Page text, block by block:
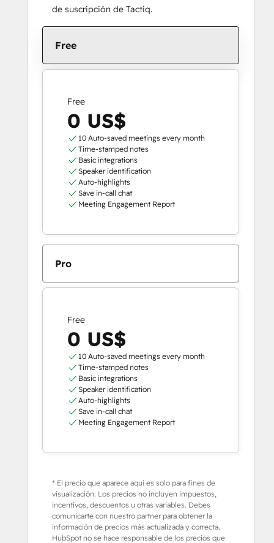
de suscripción de Tactiq.
Free
Free
0 US$
10 Auto-saved meetings every month
Time-stamped notes
Basic integrations
Speaker identification
Auto-highlights
Save in-call chat
Meeting Engagement Report
Pro
Free
0 US$
10 Auto-saved meetings every month
Time-stamped notes
Basic integrations
Speaker identification
Auto-highlights
Save in-call chat
Meeting Engagement Report
* El precio que aparece aquí es solo para fines de
visualización. Los precios no incluyen impuestos,
incentivos, descuentos u otras variables. Debes
comunicarte con nuestro partner para obtener la
información de precios más actualizada y correcta.
HubSpot no se hace responsable de los precios que